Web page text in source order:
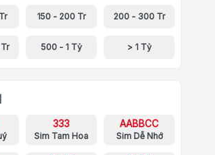
150 - 200 Tr 200 - 300 Tr
500 - 1 Tỷ > 1 Tỷ
333
Sim Tam Hoa
AABBCC
Sim Dễ Nhớ